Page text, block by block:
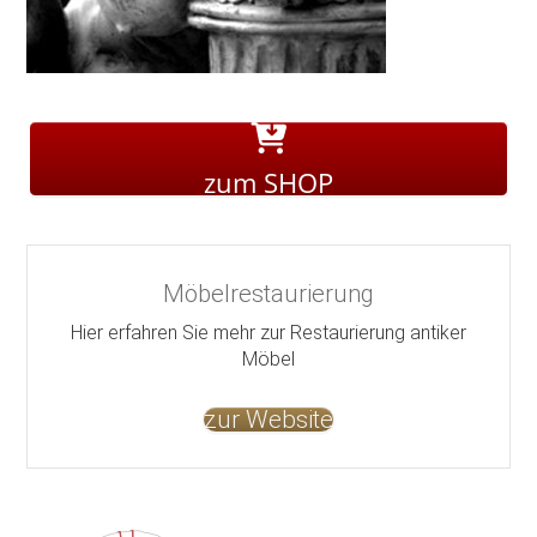
zum SHOP
Möbelrestaurierung
Hier erfahren Sie mehr zur Restaurierung antiker
Möbel
zur Website